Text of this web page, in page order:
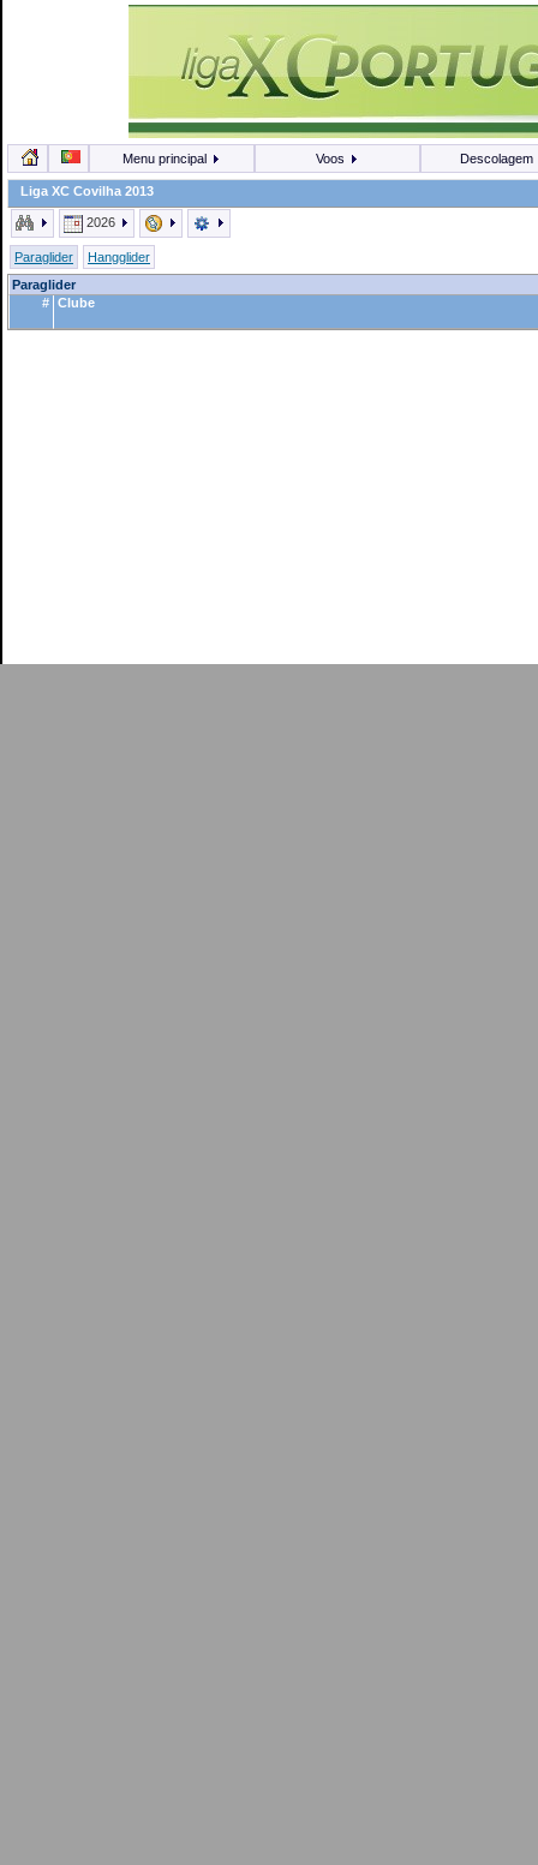
Menu principal Voos Descolagem
Liga XC Covilha 2013
2026
Paraglider
Hangglider
Paraglider
# Clube